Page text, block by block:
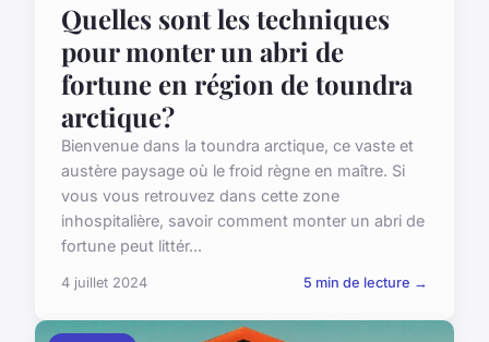
Quelles sont les techniques
pour monter un abri de
fortune en région de toundra
arctique?
Bienvenue dans la toundra arctique, ce vaste et
austère paysage où le froid règne en maître. Si
vous vous retrouvez dans cette zone
inhospitalière, savoir comment monter un abri de
fortune peut littér...
4 juillet 2024 5 min de lecture →